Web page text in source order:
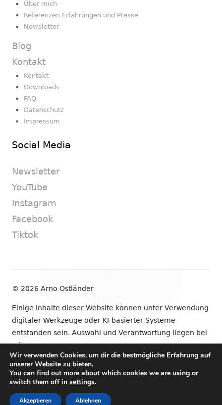
Über mich
Referenzen Erfahrungen und Presse
Newsletter
Blog
Kontakt
Kontakt
Downloads
FAQ
Datenschutz
Impressum
Social Media
Newsletter
YouTube
Instagram
Facebook
Tiktok
© 2026 Arno Ostländer
Einige Inhalte dieser Website können unter Verwendung
digitaler Werkzeuge oder KI-basierter Systeme
entstanden sein. Auswahl und Verantwortung liegen bei
mir.
•VerwendetTiny Framework
Wir verwenden Cookies, um dir die bestmögliche Erfahrung auf
unserer Website zu bieten.
You can find out more about which cookies we are using or
switch them off in settings.
Akzeptieren Ablehnen